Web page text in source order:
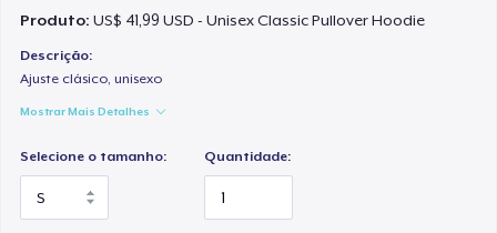
Produto:US$ 41,99 USD - Unisex Classic Pullover Hoodie
Descrição:
Ajuste clásico, unisexo
Mostrar Mais Detalhes
Selecione o tamanho: Quantidade: